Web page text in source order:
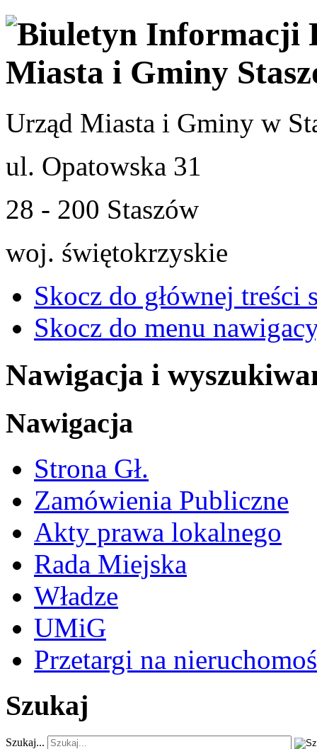
Urząd Miasta i Gminy w
ul. Opatowska 31
28 - 200 Staszów
woj. świętokrzyskie
Skocz do głównej treści
Skocz do menu
Nawigacja i
Nawigacja
Strona Gł.
Zamówienia Publiczne
Akty prawa lokalnego
Rada Miejska
Władze
UMiG
Przetargi na
Szukaj
Szukaj...